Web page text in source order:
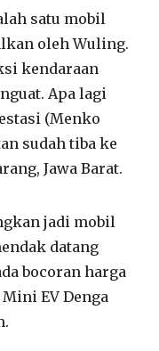
satu mobil
oleh Wuling.
kendaraan
Apa lagi
(Menko
sudah tiba ke
Jawa Barat.
jadi mobil
datang
bocoran harga
EV Denga